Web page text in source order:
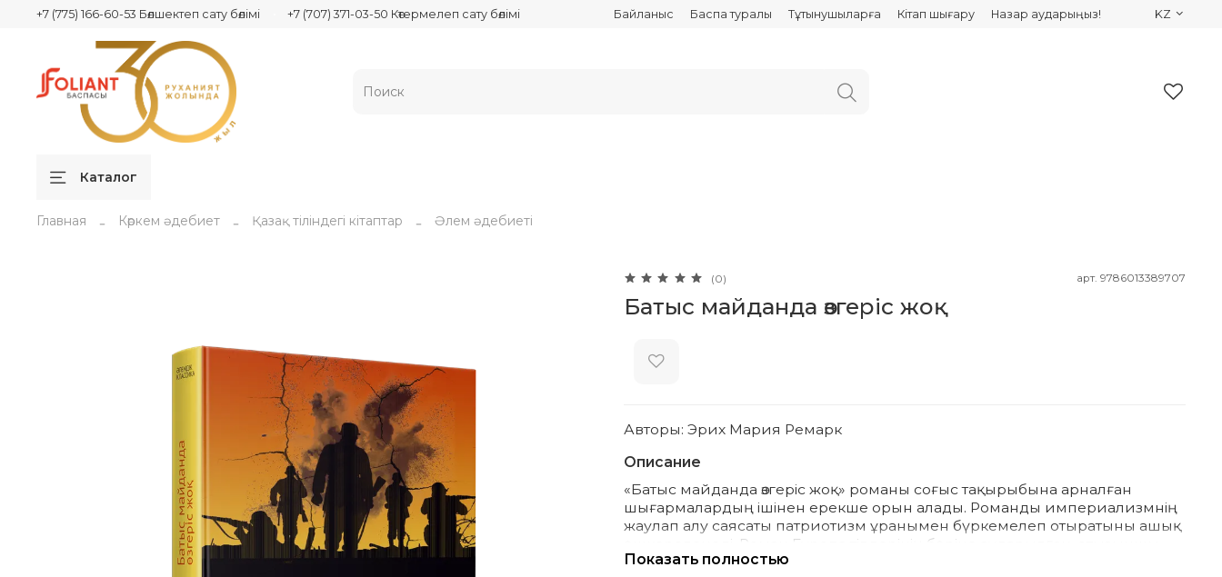
Байланыс Баспа туралы Тұтынушыларға Кітап шығару Назар аударыңыз!
+7 (775) 166-60-53 Бөлшектеп сату бөлімі +7 (707) 371-03-50 Көтермелеп сату бөлімі KZ
Каталог
Главная Көркем әдебиет Қазақ тіліндегі кітаптар Әлем әдебиеті
(0) арт. 9786013389707
Батыс майданда өзгеріс жоқ
Авторы: Эрих Мария Ремарк
Описание
«Батыс майданда өзгеріс жоқ» романы соғыс тақырыбына арналған
шығармалардың ішінен ерекше орын алады. Романды империализмнің
жаулап алу саясаты патриотизм ұранымен бүркемелеп отыратыны ашық
әшкереленеді. Роман Еуропа тілдерінің бәріне аударылған, отызыншы
жылдардың басында осы туынды бойынша кинофильм түсірілген.
Показать полностью